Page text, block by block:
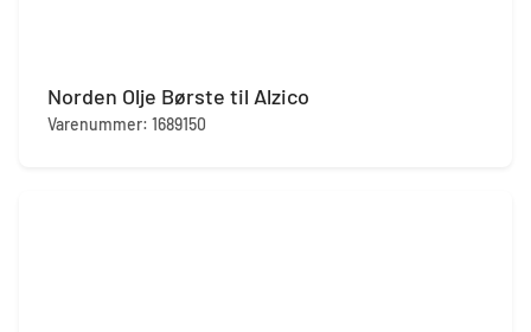
Norden Olje Børste til Alzico
Varenummer: 1689150